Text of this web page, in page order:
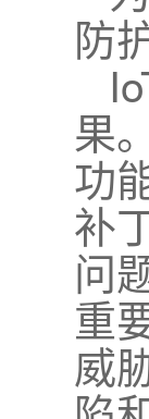
防
果
功
补
问
重
威